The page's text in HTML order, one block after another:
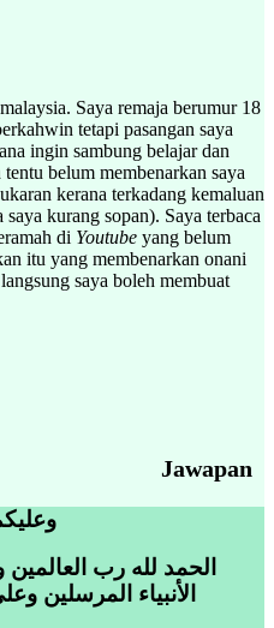
Saya remaja berumur 18
tetapi pasangan saya
ingin sambung belajar dan
belum membenarkan saya
kerana terkadang kemaluan
kurang sopan). Saya terbaca
di Youtube yang belum
itu yang membenarkan onani
saya boleh membuat
Jawapan
الحمد لله رب
الأنبياء المرسلين